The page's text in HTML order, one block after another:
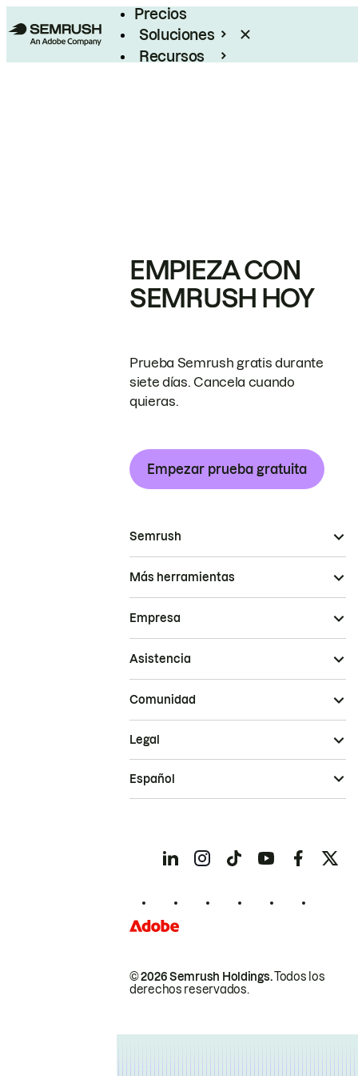
Precios
Soluciones
Recursos
EMPIEZA CON
SEMRUSH HOY
Prueba Semrush gratis durante
siete días. Cancela cuando
quieras.
Empezar prueba gratuita
Semrush
Más herramientas
Empresa
Asistencia
Comunidad
© 2026 Semrush Holdings.Todos los
derechos reservados.
Legal
Español